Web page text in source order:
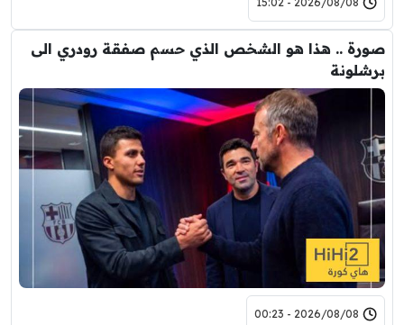
صورة .. هذا هو الشخص الذي حسم صفقة رودري الى
برشلونة
2026/08/08 - 00:23